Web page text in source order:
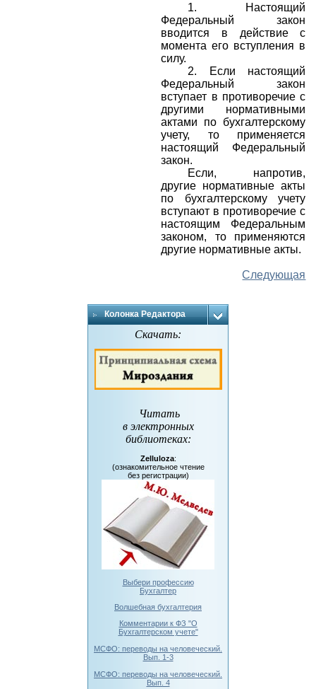
1. Настоящий
Федеральный закон
вводится в действие с
момента его вступления в
силу.
2.
Если настоящий
Федеральный закон
вступает в противоречие с
другими нормативными
актами по бухгалтерскому
учету, то применяется
настоящий Федеральный
закон.
Если, напротив,
другие нормативные акты
по бухгалтерскому учету
вступают в противоречие с
настоящим Федеральным
законом, то применяются
другие нормативные акты.
Следующая
Колонка Редактора
Скачать:
Читать
в электронных
библиотеках:
Zelluloza:
(ознакомительное чтение
без регистрации)
Выбери профессию
Бухгалтер
Волшебная бухгалтерия
Комментарии к ФЗ "О
Бухгалтерском учете"
МСФО: переводы на человеческий.
Вып. 1-3
МСФО: переводы на человеческий.
Вып. 4